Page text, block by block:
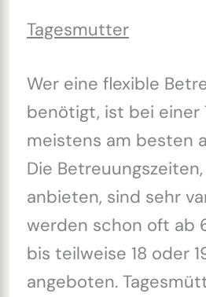
Tagesmutter
Wer eine flexible
benötigt, ist bei einer
meistens am besten
Die
anbieten, sind sehr
werden schon oft ab
bis teilweise 18 oder
angeboten.